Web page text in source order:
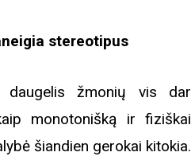
stereotipus
daugelis žmonių vis dar
monotonišką ir fiziškai
šiandien gerokai kitokia.